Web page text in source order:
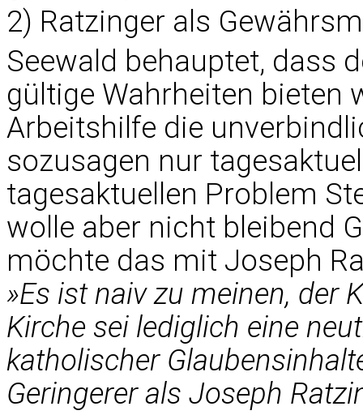
2) Ratzinger als
Seewald behauptet, dass
gültige Wahrheiten bieten
Arbeitshilfe die
sozusagen nur
tagesaktuellen Problem
wolle aber nicht bleibend
möchte das mit Joseph
»Es ist naiv zu meinen, der
Kirche sei lediglich eine
katholischer
Geringerer als Joseph